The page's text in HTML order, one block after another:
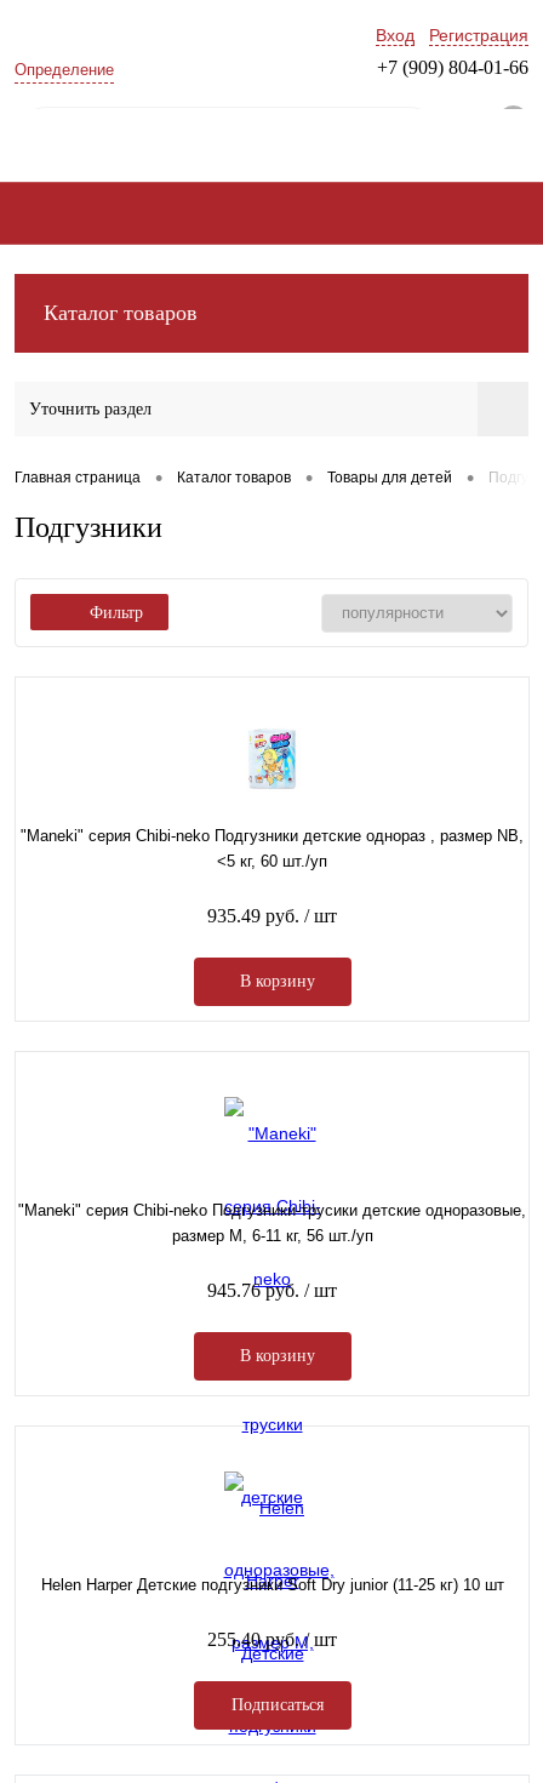
Определение
Вход Регистрация
+7 (909) 804-01-66
Каталог товаров
Уточнить раздел
Главная страница • Каталог товаров • Товары для детей •
Подгузники
Фильтр
"Maneki" серия Chibi-neko Подгузники детские однораз , размер NB,
<5 кг, 60 шт./уп
935.49 руб. / шт
В корзину
"Maneki" серия Chibi-neko Подгузники-трусики детские одноразовые,
размер M, 6-11 кг, 56 шт./уп
945.76 руб. / шт
В корзину
Helen Harper Детские подгузники Soft Dry junior (11-25 кг) 10 шт
255.40 руб./ шт
Подписаться